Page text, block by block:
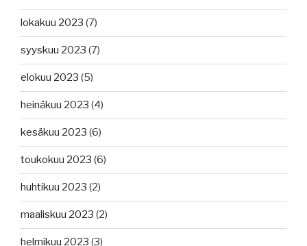
lokakuu 2023 (7)
syyskuu 2023 (7)
elokuu 2023 (5)
heinäkuu 2023 (4)
kesäkuu 2023 (6)
toukokuu 2023 (6)
huhtikuu 2023 (2)
maaliskuu 2023 (2)
helmikuu 2023 (3)